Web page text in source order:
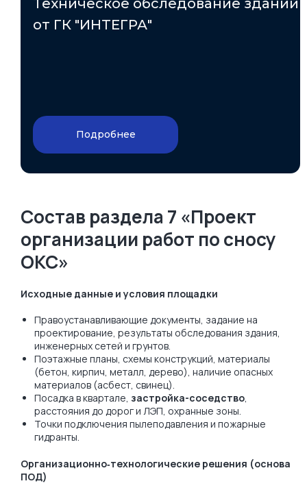
Техническое обследование зданий
от ГК "ИНТЕГРА"
Подробнее
Состав раздела 7 «Проект
организации работ по сносу
ОКС»
Исходные данные и условия площадки
Правоустанавливающие документы, задание на
проектирование, результаты обследования здания,
инженерных сетей и грунтов.
Поэтажные планы, схемы конструкций, материалы
(бетон, кирпич, металл, дерево), наличие опасных
материалов (асбест, свинец).
Посадка в квартале, застройка-соседство,
расстояния до дорог и ЛЭП, охранные зоны.
Точки подключения пылеподавления и пожарные
гидранты.
Организационно‑технологические решения (основа
ПОД)